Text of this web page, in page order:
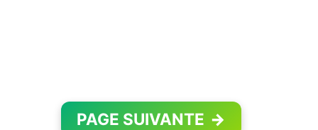
PAGE SUIVANTE →